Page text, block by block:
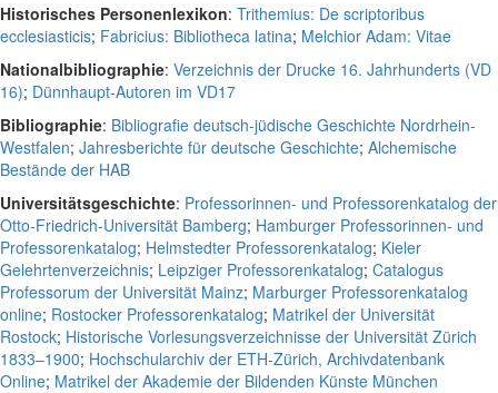
Historisches Personenlexikon: Trithemius: De scriptoribus
ecclesiasticis; Fabricius: Bibliotheca latina; Melchior Adam: Vitae
Nationalbibliographie: Verzeichnis der Drucke 16. Jahrhunderts (VD
16); Dünnhaupt-Autoren im VD17
Bibliographie: Bibliografie deutsch-jüdische Geschichte Nordrhein-
Westfalen; Jahresberichte für deutsche Geschichte; Alchemische
Bestände der HAB
Universitätsgeschichte: Professorinnen- und Professorenkatalog der
Otto-Friedrich-Universität Bamberg; Hamburger Professorinnen- und
Professorenkatalog; Helmstedter Professorenkatalog; Kieler
Gelehrtenverzeichnis; Leipziger Professorenkatalog; Catalogus
Professorum der Universität Mainz; Marburger Professorenkatalog
online; Rostocker Professorenkatalog; Matrikel der Universität
Rostock; Historische Vorlesungsverzeichnisse der Universität Zürich
1833–1900; Hochschularchiv der ETH-Zürich, Archivdatenbank
Online; Matrikel der Akademie der Bildenden Künste München